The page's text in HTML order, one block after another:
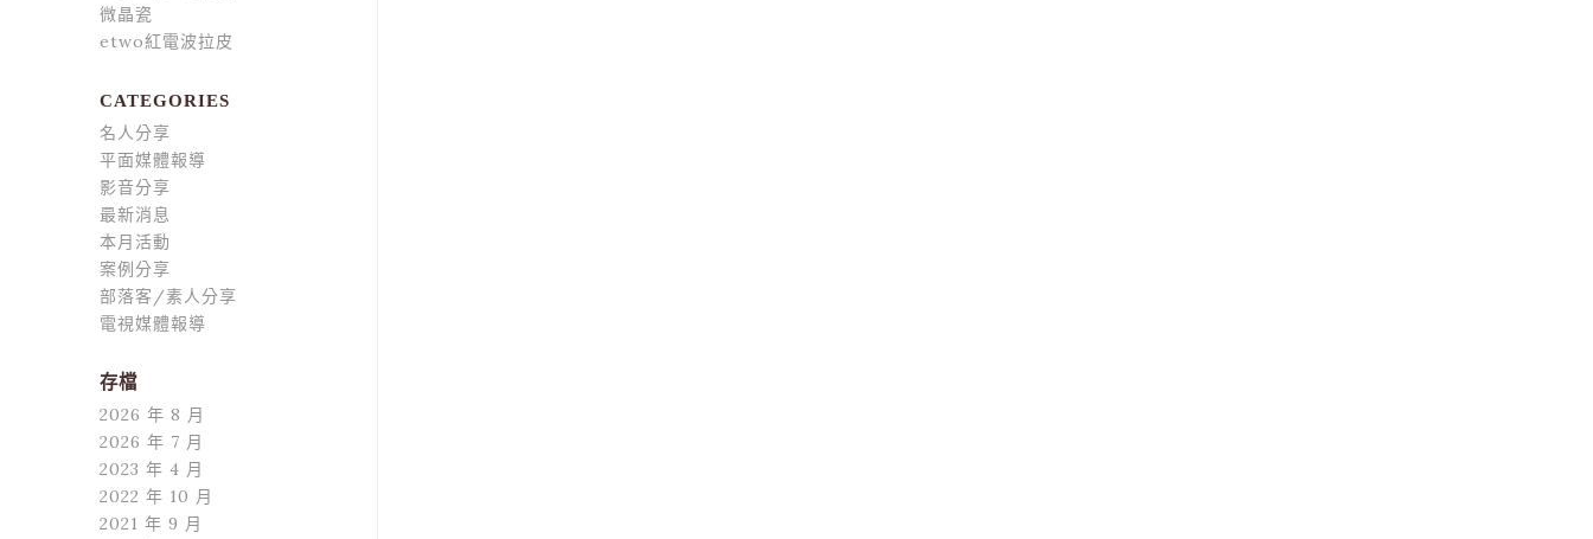
微晶瓷
etwo紅電波拉皮
CATEGORIES
名人分享
平面媒體報導
影音分享
最新消息
本月活動
案例分享
部落客/素人分享
電視媒體報導
存檔
2026 年 8 月
2026 年 7 月
2023 年 4 月
2022 年 10 月
2021 年 9 月